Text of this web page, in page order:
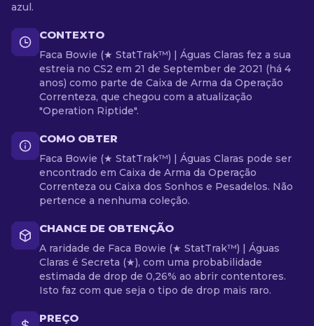
azul.
CONTEXTO
Faca Bowie (★ StatTrak™) | Águas Claras fez a sua
estreia no CS2 em 21 de September de 2021 (há 4
anos) como parte de Caixa de Arma da Operação
Correnteza, que chegou com a atualização
"Operation Riptide".
COMO OBTER
Faca Bowie (★ StatTrak™) | Águas Claras pode ser
encontrado em Caixa de Arma da Operação
Correnteza ou Caixa dos Sonhos e Pesadelos. Não
pertence a nenhuma coleção.
CHANCE DE OBTENÇÃO
A raridade de Faca Bowie (★ StatTrak™) | Águas
Claras é Secreta (★), com uma probabilidade
estimada de drop de 0,26% ao abrir contentores.
Isto faz com que seja o tipo de drop mais raro.
PREÇO